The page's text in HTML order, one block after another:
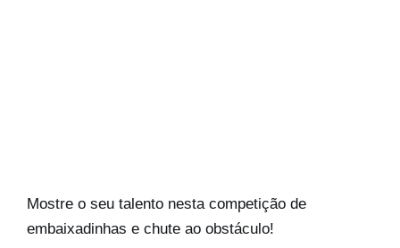
Mostre o seu talento nesta competição de
embaixadinhas e chute ao obstáculo!